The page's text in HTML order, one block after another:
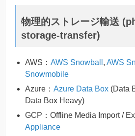
物理的ストレージ輸送
storage-transfer)
AWS： AWS Snowball , AWS
Snowmobile
Azure： Azure Data Box (Data
Data Box Heavy)
GCP：Offline Media Import /
Appliance